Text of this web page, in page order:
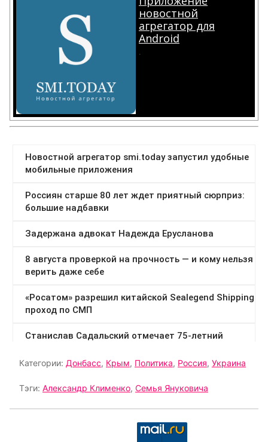
новостной
агрегатор для
Android
.
Категории: Донбасс, Крым, Политика, Россия, Украина
Тэги: Александр Клименко, Семья Януковича